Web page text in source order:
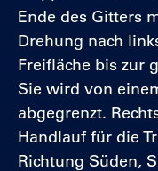
Ende des Gitters
Drehung nach
Freifläche bis zur
Sie wird von
abgegrenzt.
Handlauf für die
Richtung Süden,